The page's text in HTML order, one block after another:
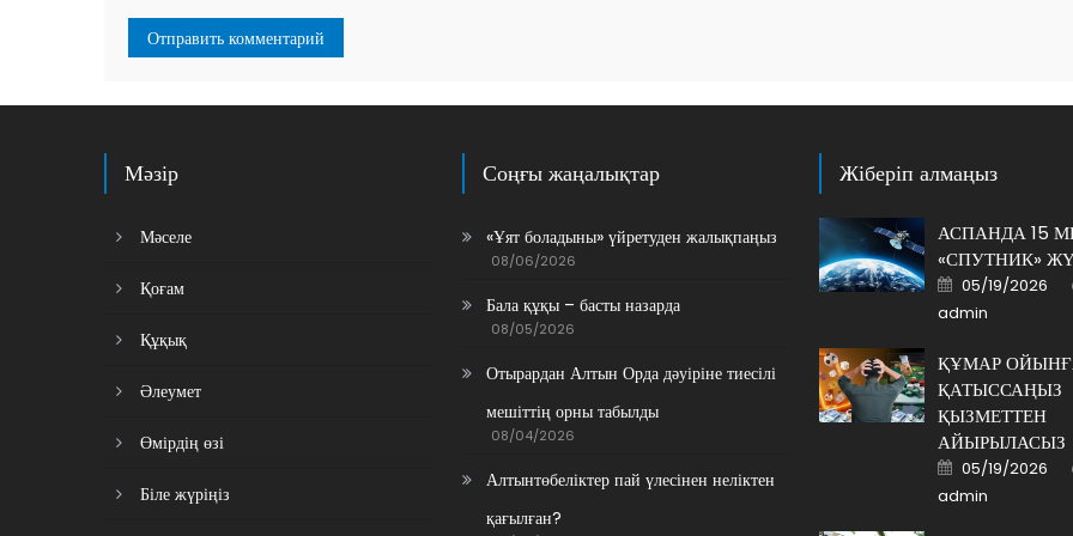
Мәзір
Мәселе
Қоғам
Құқық
Әлеумет
Өмірдің өзі
Біле жүріңіз
Соңғы жаңалықтар
«Ұят боладыны» үйретуден жалықпаңыз
08/06/2026
Бала құқы – басты назарда
08/05/2026
Отырардан Алтын Орда дәуіріне тиесілі
мешіттің орны табылды
08/04/2026
Алтынтөбеліктер пай үлесінен неліктен
қағылған?
Жіберіп алмаңыз
АСПАНДА 15
«СПУТНИК»
Posted
on
05/19/2026
admin
ҚҰМАР
ҚАТЫССАҢЫЗ
ҚЫЗМЕТТЕН
АЙЫРЫЛАСЫЗ
Posted
on
05/19/2026
admin